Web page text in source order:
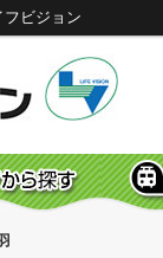
フビジョン